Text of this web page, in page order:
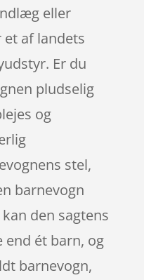
eller
af landets
Er du
pludselig
og
stel,
barnevogn
den sagtens
ét barn, og
barnevogn,